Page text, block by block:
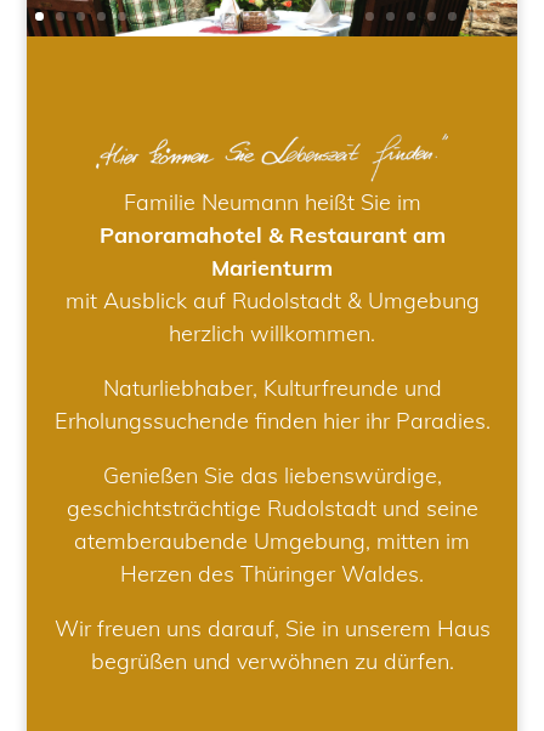
Familie Neumann heißt Sie im
Panoramahotel & Restaurant am
Marienturm
mit Ausblick auf Rudolstadt & Umgebung
herzlich willkommen.
Naturliebhaber, Kulturfreunde und
Erholungssuchende finden hier ihr Paradies.
Genießen Sie das liebenswürdige,
geschichtsträchtige Rudolstadt und seine
atemberaubende Umgebung, mitten im
Herzen des Thüringer Waldes.
Wir freuen uns darauf, Sie in unserem Haus
begrüßen und verwöhnen zu dürfen.